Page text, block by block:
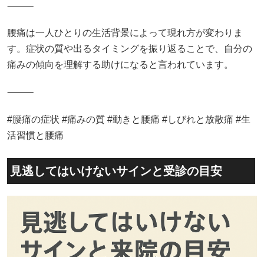
⸻
腰痛は一人ひとりの生活背景によって現れ方が変わりま
す。症状の質や出るタイミングを振り返ることで、自分の
痛みの傾向を理解する助けになると言われています。
⸻
#腰痛の症状 #痛みの質 #動きと腰痛 #しびれと放散痛 #生
活習慣と腰痛
見逃してはいけないサインと受診の目安